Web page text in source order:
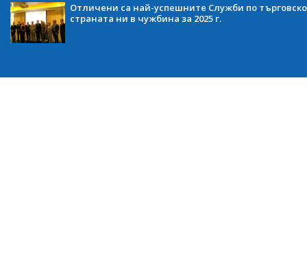
Отличени са най-успешните Служби по
страната ни в чужбина за 2025 г.